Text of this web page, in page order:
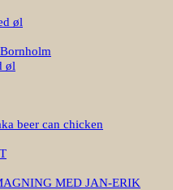
øl
øl
beer can chicken
MED JAN-ERIK